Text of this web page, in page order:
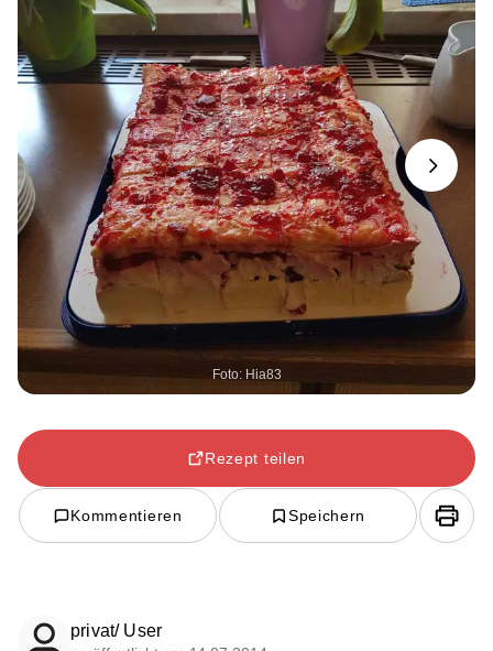
Foto: Hia83
Next
Rezept teilen
Kommentieren Speichern
privat/ User